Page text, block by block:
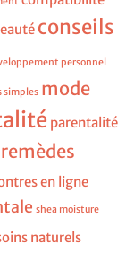
conseils
personnel
simples mode
parentalité
remèdes
en ligne
shea moisture
naturels